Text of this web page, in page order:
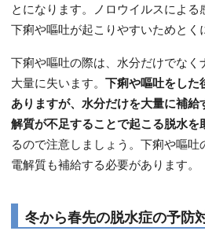
とになります。ノロウイルスによ
下痢や嘔吐が起こりやすいためとく
下痢や嘔吐の際は、水分だけでなく
大量に失います。 下痢や嘔吐をした
ありますが、水分だけを大量に補
解質が不足することで起こる脱水を
るので注意しましょう。下痢や嘔吐
電解質も補給する必要があります。
冬から春先の脱水症の予防